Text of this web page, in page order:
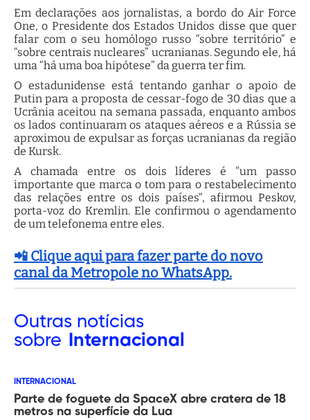
Em declarações aos jornalistas, a bordo do Air Force
One, o Presidente dos Estados Unidos disse que quer
falar com o seu homólogo russo “sobre território” e
“sobre centrais nucleares” ucranianas. Segundo ele, há
uma “há uma boa hipótese” da guerra ter fim.
O estadunidense está tentando ganhar o apoio de
Putin para a proposta de cessar-fogo de 30 dias que a
Ucrânia aceitou na semana passada, enquanto ambos
os lados continuaram os ataques aéreos e a Rússia se
aproximou de expulsar as forças ucranianas da região
de Kursk.
A chamada entre os dois líderes é "um passo
importante que marca o tom para o restabelecimento
das relações entre os dois países", afirmou Peskov,
porta-voz do Kremlin. Ele confirmou o agendamento
de um telefonema entre eles.
📲 Clique aqui para fazer parte do novo
canal da Metropole no WhatsApp.
Outras notícias
sobre
Internacional
INTERNACIONAL
Parte de foguete da SpaceX abre cratera de 18
metros na superfície da Lua